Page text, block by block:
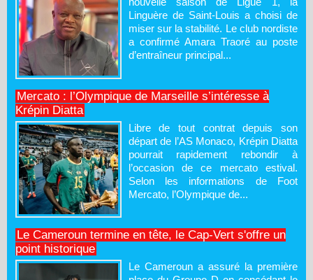
Linguère de Saint-Louis a choisi de
miser sur la stabilité. Le club nordiste
a confirmé Amara Traoré au poste
d’entraîneur principal...
Mercato : l’Olympique de Marseille s’intéresse à
Krépin Diatta
Libre de tout contrat depuis son
départ de l’AS Monaco, Krépin Diatta
pourrait rapidement rebondir à
l’occasion de ce mercato estival.
Selon les informations de Foot
Mercato, l’Olympique de...
Le Cameroun termine en tête, le Cap-Vert s'offre un
point historique
Le Cameroun a assuré la première